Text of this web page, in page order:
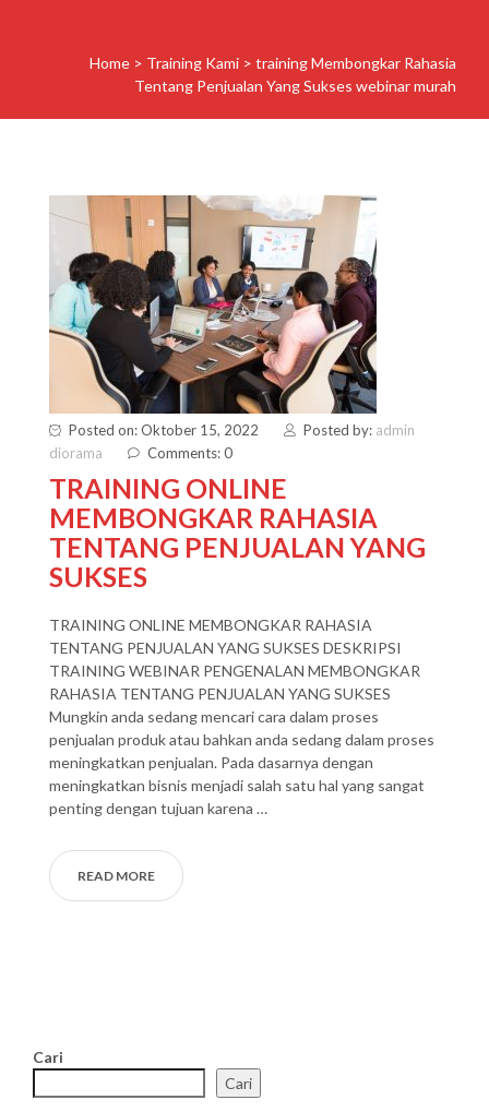
Home > Training Kami > training Membongkar Rahasia
Tentang Penjualan Yang Sukses webinar murah
Posted on: Oktober 15, 2022 Posted by: admin
diorama
Comments: 0
TRAINING ONLINE
MEMBONGKAR RAHASIA
TENTANG PENJUALAN YANG
SUKSES
TRAINING ONLINE MEMBONGKAR RAHASIA
TENTANG PENJUALAN YANG SUKSES DESKRIPSI
TRAINING WEBINAR PENGENALAN MEMBONGKAR
RAHASIA TENTANG PENJUALAN YANG SUKSES
Mungkin anda sedang mencari cara dalam proses
penjualan produk atau bahkan anda sedang dalam proses
meningkatkan penjualan. Pada dasarnya dengan
meningkatkan bisnis menjadi salah satu hal yang sangat
penting dengan tujuan karena …
READ MORE
Cari
Cari